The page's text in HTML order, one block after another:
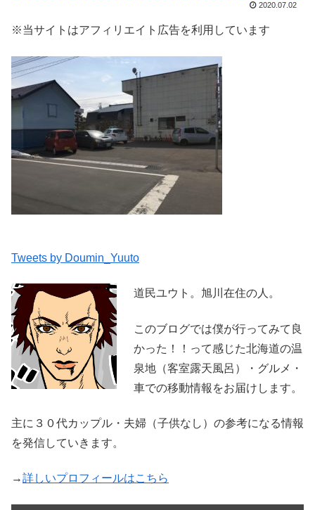
2020.07.02
※当サイトはアフィリエイト広告を利用しています
Tweets by Doumin_Yuuto
道民ユウト。旭川在住の人。
このブログでは僕が行ってみて良
かった！！って感じた北海道の温
泉地（客室露天風呂）・グルメ・
車での移動情報をお届けします。
主に３０代カップル・夫婦（子供なし）の参考になる情報
を発信していきます。
→詳しいプロフィールはこちら